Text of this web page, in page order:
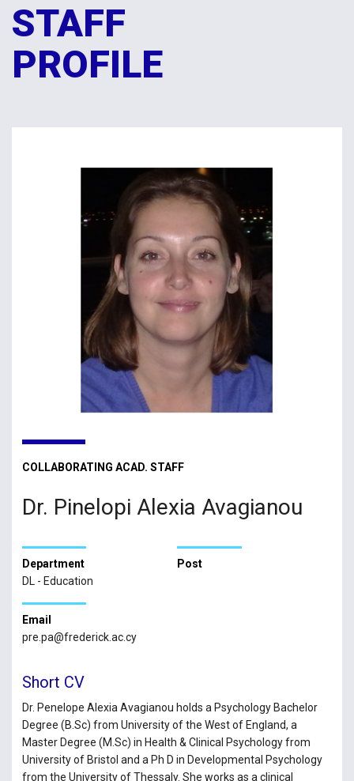
STAFF
PROFILE
COLLABORATING ACAD. STAFF
Dr. Pinelopi Alexia Avagianou
Department
DL - Education
Post
Email
pre.pa@frederick.ac.cy
Short CV
Dr. Penelope Alexia Avagianou holds a Psychology Bachelor
Degree (B.Sc) from University of the West of England, a
Master Degree (M.Sc) in Health & Clinical Psychology from
University of Bristol and a Ph D in Developmental Psychology
from the University of Thessaly. She works as a clinical